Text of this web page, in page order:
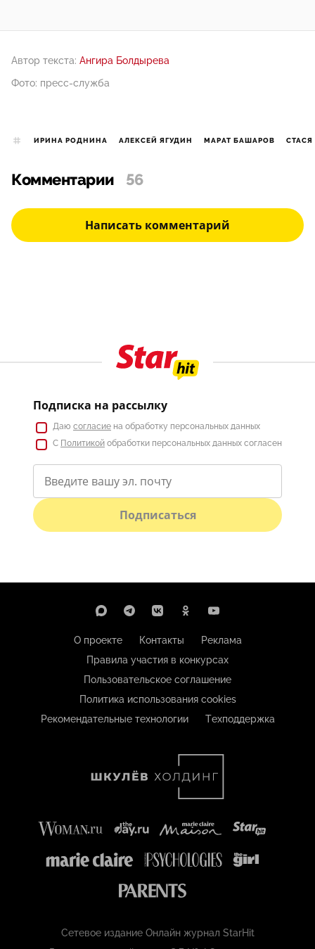
Автор текста: Ангира Болдырева
Фото: пресс-служба
ИРИНА РОДНИНА АЛЕКСЕЙ ЯГУДИН МАРАТ БАШАРОВ
Комментарии 56
Написать комментарий
Подписка на рассылку
Даю согласие на обработку персональных данных
С Политикой обработки персональных данных согласен
Подписаться
О проекте Контакты
Реклама
Правила участия в конкурсах
Пользовательское соглашение
Политика использования cookies
Рекомендательные технологии
Техподдержка
Сетевое издание Онлайн журнал StarHit